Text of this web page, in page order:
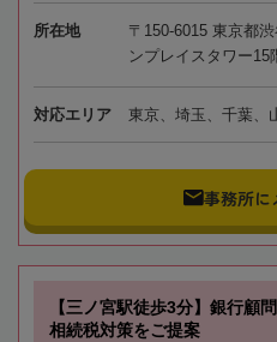
所在地
〒150-6015 東京都
ンプレイスタワー15
対応エリア 東京、埼玉、千葉、
事務所に
【三ノ宮駅徒歩3分】銀行顧
相続税対策をご提案